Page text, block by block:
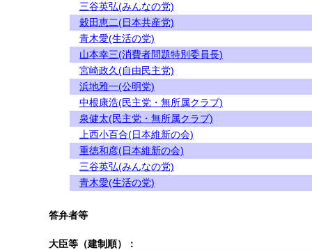
三谷英弘(みんなの党)
穀田恵二(日本共産党)
青木愛(生活の党)
山本幸三(消費者問題特別委員長)
宮崎政久(自由民主党)
浜地雅一(公明党)
中根康浩(民主党・無所属クラブ)
泉健太(民主党・無所属クラブ)
上西小百合(日本維新の会)
重徳和彦(日本維新の会)
三谷英弘(みんなの党)
青木愛(生活の党)
答弁者等
大臣等（建制順）：